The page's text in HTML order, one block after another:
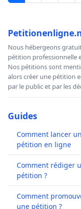
Nous hébergeons
pétition professionnelle
Nos pétitions sont
alors créer une pétition
par le public et par les
Guides
Comment lancer
pétition en ligne
Comment rédiger
pétition ?
Comment
une pétition ?